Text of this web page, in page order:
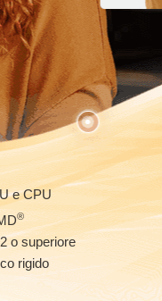
e CPU
®
o superiore
rigido